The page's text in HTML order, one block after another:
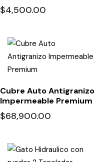
$4,500.00
Cubre Auto Antigranizo
Impermeable Premium
$68,900.00